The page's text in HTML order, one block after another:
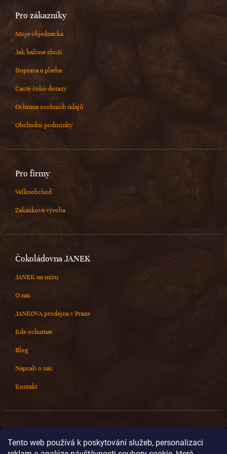
Tento web používá k poskytování služeb, personalizaci
Pro zákazníky
Moje objednávka
Jak balíme zboží
Doprava a platba
Časté čoko-dotazy
Ochrana osobních údajů
Obchodní podmínky
Pro firmy
Velkoobchod
Zakázková výroba
Čokoládovna JANEK
JANEK na míru
O nás
JANKOVA prodejna v Praze
Kde ochutnat
Blog
Napsali o nás
Kontakt